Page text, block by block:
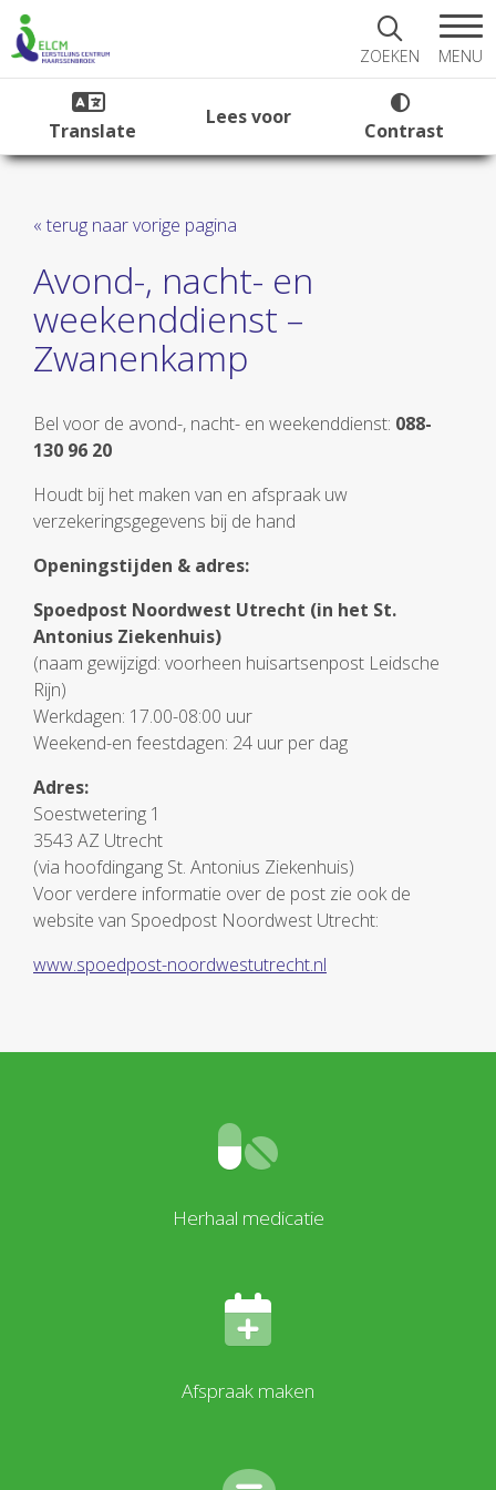
ZOEKEN MENU
Translate
Lees voor
Contrast
« terug naar vorige pagina
Avond-, nacht- en
weekenddienst –
Zwanenkamp
Bel voor de avond-, nacht- en weekenddienst: 088-
130 96 20
Houdt bij het maken van en afspraak uw
verzekeringsgegevens bij de hand
Openingstijden & adres:
Spoedpost Noordwest Utrecht (in het St.
Antonius Ziekenhuis)
(naam gewijzigd: voorheen huisartsenpost Leidsche
Rijn)
Werkdagen: 17.00-08:00 uur
Weekend-en feestdagen: 24 uur per dag
Adres:
Soestwetering 1
3543 AZ Utrecht
(via hoofdingang St. Antonius Ziekenhuis)
Voor verdere informatie over de post zie ook de
website van Spoedpost Noordwest Utrecht:
www.spoedpost-noordwestutrecht.nl
Herhaal medicatie
Afspraak maken